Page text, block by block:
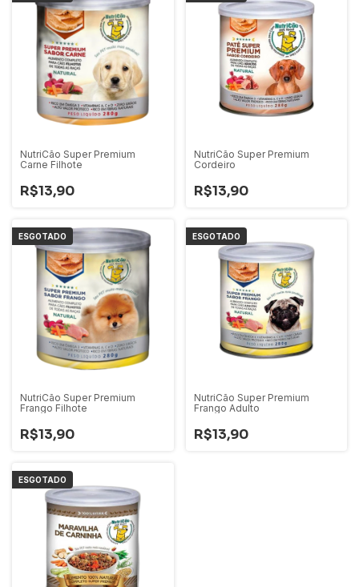
NutriCão Super Premium
Carne Filhote
R$13,90
NutriCão Super Premium
Cordeiro
R$13,90
ESGOTADO
NutriCão Super Premium
Frango Filhote
R$13,90
ESGOTADO
NutriCão Super Premium
Frango Adulto
R$13,90
ESGOTADO